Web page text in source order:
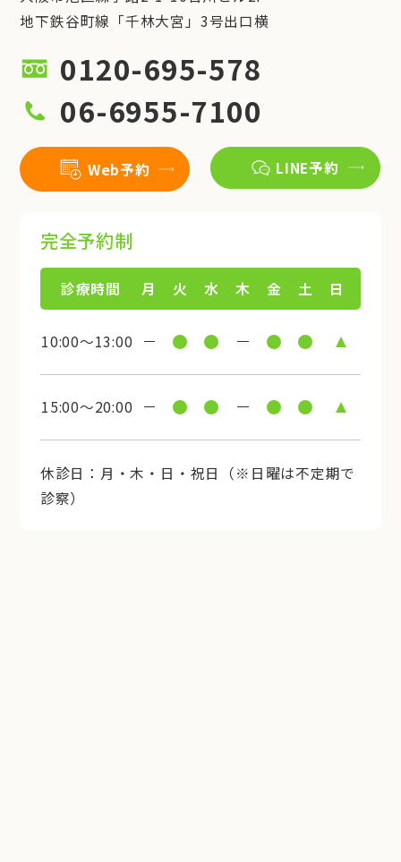
地下鉄谷町線「千林大宮」3号出口横
0120-695-578
06-6955-7100
Web予約 LINE予約
完全予約制
診療時間 月 火 水 木 金 土 日
10:00～13:00
15:00～20:00
休診日：月・木・日・祝日（※日曜は不定期で
診察）